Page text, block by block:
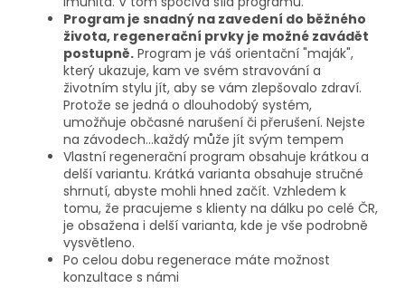
Program je snadný na zavedení do běžného
života, regenerační prvky je možné zavádět
postupně. Program je váš orientační "maják",
který ukazuje, kam ve svém stravování a
životním stylu jít, aby se vám zlepšovalo zdraví.
Protože se jedná o dlouhodobý systém,
umožňuje občasné narušení či přerušení. Nejste
na závodech...každý může jít svým tempem
Vlastní regenerační program obsahuje krátkou a
delší variantu. Krátká varianta obsahuje stručné
shrnutí, abyste mohli hned začít. Vzhledem k
tomu, že pracujeme s klienty na dálku po celé ČR,
je obsažena i delší varianta, kde je vše podrobně
vysvětleno.
Po celou dobu regenerace máte možnost
konzultace s námi